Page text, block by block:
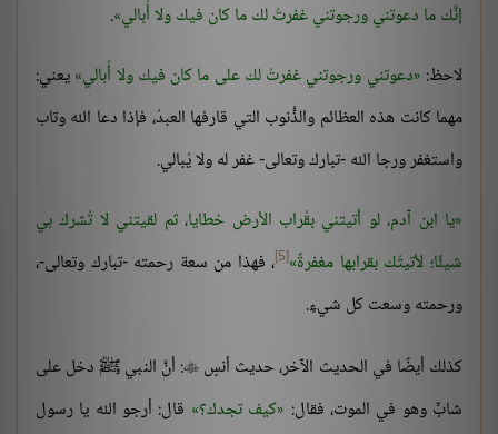
إنَّك ما دعوتني ورجوتني غفرتُ لك ما كان فيك ولا أُبالي .
لاحظ: دعوتني ورجوتني غفرتُ لك على ما كان فيك ولا أُبالي يعني:
مهما كانت هذه العظائم والذُّنوب التي قارفها العبدُ، فإذا دعا الله وتاب
واستغفر ورجا الله -تبارك وتعالى- غفر له ولا يُبالي.
يا ابن آدم، لو أتيتني بقُراب الأرض خطايا، ثم لقيتني لا تُشرك بي
شيئًا؛ لأتيتُك بقرابها مغفرةً [5] ، فهذا من سعة رحمته -تبارك وتعالى-،
ورحمته وسعت كل شيءٍ.
كذلك أيضًا في الحديث الآخر، حديث أنسٍ: أنَّ النبي ﷺ دخل على
شابٍّ وهو في الموت، فقال: كيف تجدك؟ قال: أرجو الله يا رسول